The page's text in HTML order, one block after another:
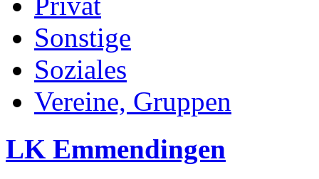
Sonstige
Soziales
Vereine, Gruppen
LK Emmendingen